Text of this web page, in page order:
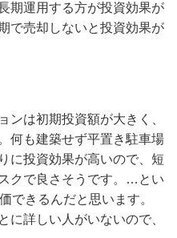
期運用する方が投資効果が
で売却しないと投資効果が
ンは初期投資額が大きく、
何も建築せず平置き駐車場
に投資効果が高いので、短
クで良さそうです。…とい
できるんだと思います。
に詳しい人がいないので、